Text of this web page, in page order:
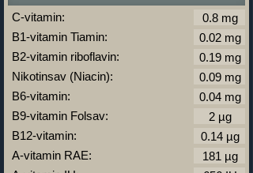
C-vitamin:
B1-vitamin Tiamin:
B2-vitamin riboflavin:
Nikotinsav (Niacin):
B6-vitamin:
B9-vitamin Folsav:
B12-vitamin:
A-vitamin RAE: